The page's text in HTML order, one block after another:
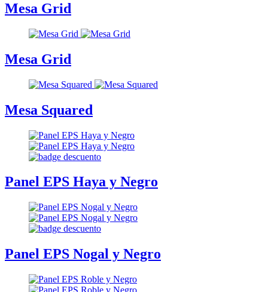
Mesa Grid
Mesa Grid
Mesa Squared
Panel EPS Haya y Negro
Panel EPS Nogal y Negro